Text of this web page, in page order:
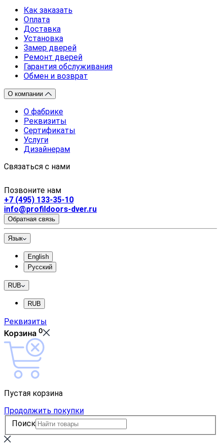
Как заказать
Оплата
Доставка
Установка
Замер дверей
Ремонт дверей
Гарантия обслуживания
Обмен и возврат
О компании
О фабрике
Реквизиты
Сертификаты
Услуги
Дизайнерам
Связаться с нами
Позвоните нам
+7 (495) 133-35-10
info@profildoors-dver.ru
Обратная связь
Язык
English
Русский
RUB
RUB
Реквизиты
Корзина 0
Пустая корзина
Продолжить покупки
Поиск